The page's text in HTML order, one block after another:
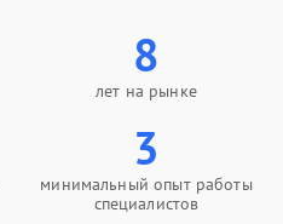
8
лет на рынке
3
минимальный опыт работы
специалистов